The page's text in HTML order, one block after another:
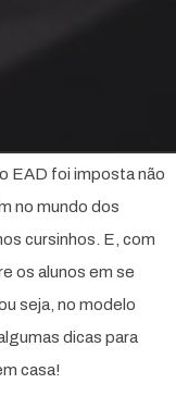
EAD foi imposta não
no mundo dos
cursinhos. E, com
os alunos em se
seja, no modelo
dicas para
casa!